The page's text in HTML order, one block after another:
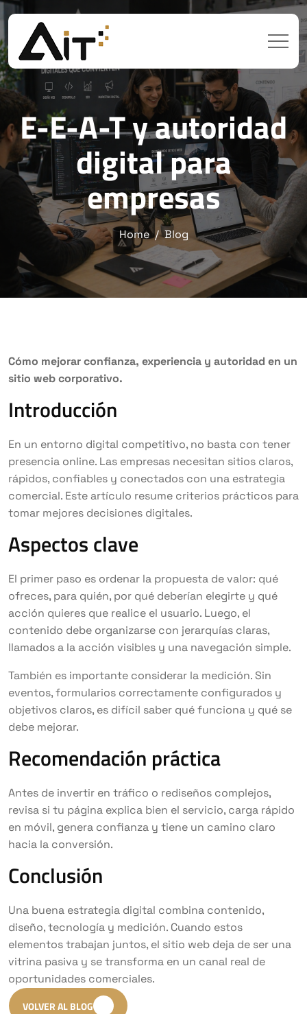
E-E-A-T y autoridad
digital para
empresas
Home Blog
Cómo mejorar confianza, experiencia y autoridad en un
sitio web corporativo.
Introducción
En un entorno digital competitivo, no basta con tener
presencia online. Las empresas necesitan sitios claros,
rápidos, confiables y conectados con una estrategia
comercial. Este artículo resume criterios prácticos para
tomar mejores decisiones digitales.
Aspectos clave
El primer paso es ordenar la propuesta de valor: qué
ofreces, para quién, por qué deberían elegirte y qué
acción quieres que realice el usuario. Luego, el
contenido debe organizarse con jerarquías claras,
llamados a la acción visibles y una navegación simple.
También es importante considerar la medición. Sin
eventos, formularios correctamente configurados y
objetivos claros, es difícil saber qué funciona y qué se
debe mejorar.
Recomendación práctica
Antes de invertir en tráfico o rediseños complejos,
revisa si tu página explica bien el servicio, carga rápido
en móvil, genera confianza y tiene un camino claro
hacia la conversión.
Conclusión
Una buena estrategia digital combina contenido,
diseño, tecnología y medición. Cuando estos
elementos trabajan juntos, el sitio web deja de ser una
vitrina pasiva y se transforma en un canal real de
oportunidades comerciales.
VOLVER AL BLOG